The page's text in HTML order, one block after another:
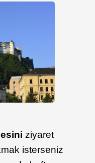
ziyaret
isterseniz